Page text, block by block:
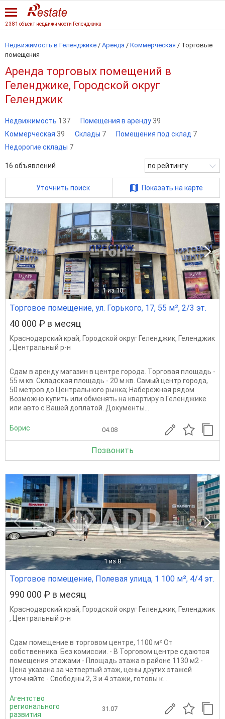
2 381 объект недвижимости Геленджика
Недвижимость в Геленджике / Аренда / Коммерческая / Торговые
помещения
Аренда торговых помещений в
Геленджике, Городской округ
Геленджик
Недвижимость 137 Помещения в аренду 39
Коммерческая 39 Склады 7 Помещения под склад 7
Недорогие склады 7
16 объявлений по рейтингу
Уточнить поиск Показать на карте
1 из 10
Торговое помещение, ул. Горького, 17, 55 м², 2/3 эт.
40 000 ₽ в месяц
Краснодарский край, Городской округ Геленджик, Геленджик
,
Центральный р-н
Сдам в аренду магазин в центре города. Торговая площадь -
55 м.кв. Складская площадь - 20 м.кв. Самый центр города,
50 метров до Центрального рынка; Набережная рядом.
Возможно купить или обменять на квартиру в Геленджике
или авто с Вашей доплатой. Документы...
Борис 04.08
Позвонить
1 из 8
Торговое помещение, Полевая улица, 1 100 м², 4/4 эт.
990 000 ₽ в месяц
Краснодарский край, Городской округ Геленджик, Геленджик
,
Центральный р-н
Сдам помещение в торговом центре, 1100 м² От
собственника. Без комиссии. - В Торговом центре сдаются
помещения этажами - Площадь этажа в районе 1130 м2 -
Цена указана за четвертый этаж, цены других этажей
уточняйте - Свободны 2, 3 и 4 этажи, готовы к...
Агентство
регионального
развития
31.07